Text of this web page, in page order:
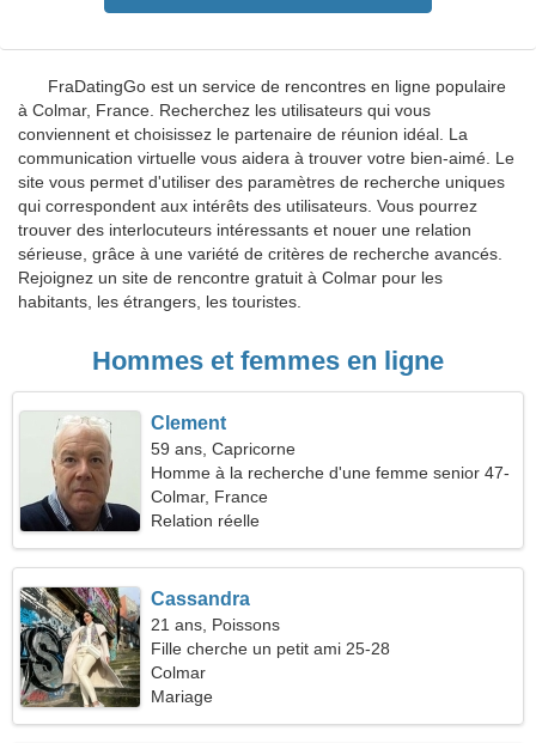
FraDatingGo est un service de rencontres en ligne populaire
à Colmar, France. Recherchez les utilisateurs qui vous
conviennent et choisissez le partenaire de réunion idéal. La
communication virtuelle vous aidera à trouver votre bien-aimé. Le
site vous permet d'utiliser des paramètres de recherche uniques
qui correspondent aux intérêts des utilisateurs. Vous pourrez
trouver des interlocuteurs intéressants et nouer une relation
sérieuse, grâce à une variété de critères de recherche avancés.
Rejoignez un site de rencontre gratuit à Colmar pour les
habitants, les étrangers, les touristes.
Hommes et femmes en ligne
Clement
59 ans, Capricorne
Homme à la recherche d'une femme senior 47-
56
Colmar, France
Relation réelle
Cassandra
21 ans, Poissons
Fille cherche un petit ami 25-28
Colmar
Mariage